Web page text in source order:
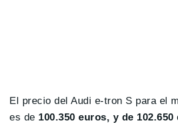
El precio del Audi e-tron S para el
es de 100.350 euros, y de 102.650